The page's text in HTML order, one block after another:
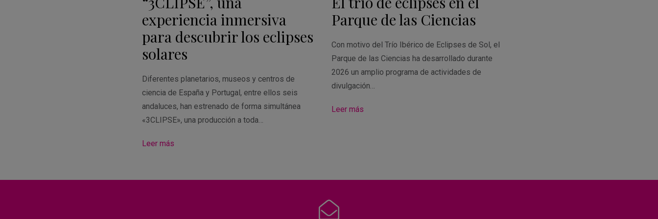
experiencia inmersiva
para descubrir los eclipses
solares
Diferentes planetarios, museos y centros de
ciencia de España y Portugal, entre ellos seis
andaluces, han estrenado de forma simultánea
«3CLIPSE», una producción a toda…
Leer más
Parque de las Ciencias
Con motivo del Trío Ibérico de Eclipses de Sol, el
Parque de las Ciencias ha desarrollado durante
2026 un amplio programa de actividades de
divulgación…
Leer más